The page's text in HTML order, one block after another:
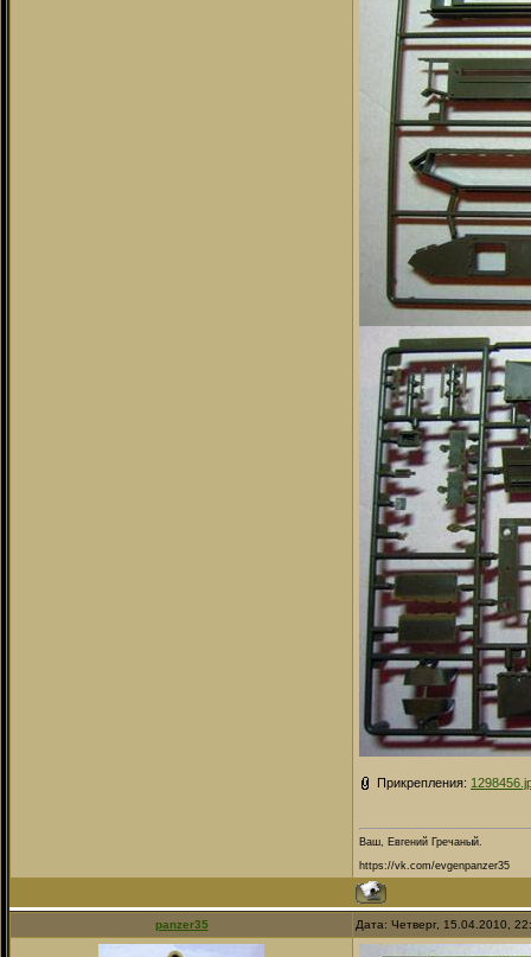
Прикрепления:
Ваш, Евгений Гречаный.
https://vk.com/evgenpanzer35
panzer35 Дата: Четверг, 15.04.2010,